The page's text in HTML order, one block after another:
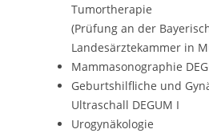
Tumortherapie
(Prüfung an der
Landesärztekammer in
Mammasonographie
Geburtshilfliche und
Ultraschall DEGUM I
Urogynäkologie